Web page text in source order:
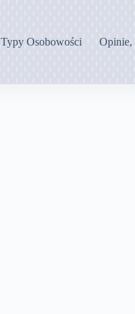
Typy Osobowości Opinie,